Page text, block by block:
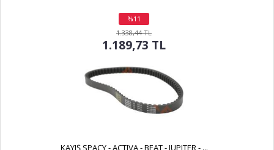
%11
indirim
1.338,44 TL
1.189,73 TL
KAYIŞ SPACY - ACTIVA - BEAT - JUPITER - ...